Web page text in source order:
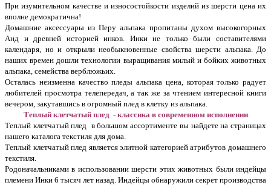
При изумительном качестве и износостойкости изделий из шерсти цена их
вполне демократична!
Домашние аксессуары из Перу альпака пропитаны духом высокогорных
Анд и древней историей инков. Инки не только были составителями
календаря, но и открыли необыкновенные свойства шерсти альпака. До
наших времен дошли технологии выращивания милый и бойких животных
альпака, семейства верблюжьих.
Осталась неизменна качество пледы альпака цена, которая только радует
любителей просмотра телепередач, а так же за чтением интересной книги
вечером, закутавшись в огромный плед в клетку из альпака.
Теплый клетчатый плед - классика в современном исполнении
Теплый клетчатый плед в большом ассортименте вы найдете на страницах
нашего каталога текстиля для дома.
Теплый клетчатый плед является элитной категорией атрибутов домашнего
текстиля.
Родоначальниками в использовании шерсти этих животных были индейцы
племени Инки 6 тысяч лет назад. Индейцы обнаружили секрет производства